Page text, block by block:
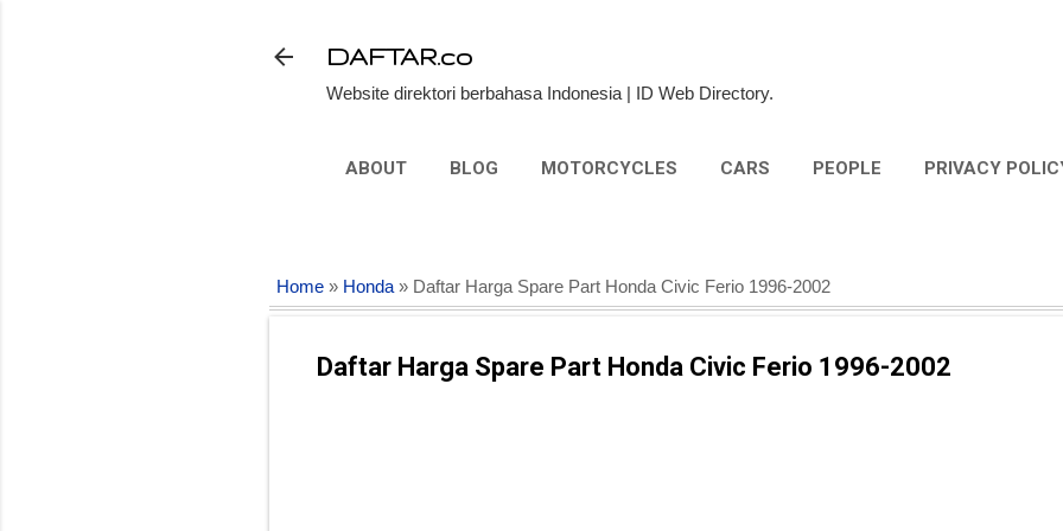
DAFTAR.co
Website direktori berbahasa Indonesia | ID Web Directory.
ABOUT BLOG MOTORCYCLES CARS PEOPLE PRIVACY
Home » Honda » Daftar Harga Spare Part Honda Civic Ferio 1996-2002
Daftar Harga Spare Part Honda Civic Ferio 1996-2002